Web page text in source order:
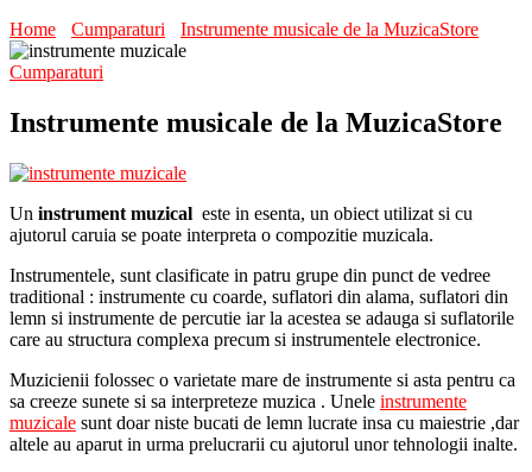
Home
Cumparaturi Instrumente musicale de la MuzicaStore
Cumparaturi
Instrumente musicale de la MuzicaStore
Un instrument muzical este in esenta, un obiect utilizat si cu
ajutorul caruia se poate interpreta o compozitie muzicala.
Instrumentele, sunt clasificate in patru grupe din punct de vedree
traditional : instrumente cu coarde, suflatori din alama, suflatori din
lemn si instrumente de percutie iar la acestea se adauga si suflatorile
care au structura complexa precum si instrumentele electronice.
Muzicienii folossec o varietate mare de instrumente si asta pentru ca
sa creeze sunete si sa interpreteze muzica . Unele instrumente
muzicale sunt doar niste bucati de lemn lucrate insa cu maiestrie ,dar
altele au aparut in urma prelucrarii cu ajutorul unor tehnologii inalte.